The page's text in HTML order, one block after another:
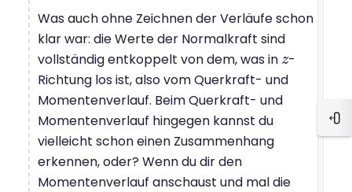
Was auch ohne Zeichnen der Verläufe schon
klar war: die Werte der Normalkraft sind
vollständig entkoppelt von dem, was in z
z-
Richtung los ist, also vom Querkraft- und
Momentenverlauf. Beim Querkraft- und
Momentenverlauf hingegen kannst du
vielleicht schon einen Zusammenhang
erkennen, oder? Wenn du dir den
Momentenverlauf anschaust und mal die